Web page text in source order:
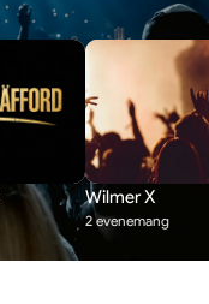
Wilmer X
2 evenemang